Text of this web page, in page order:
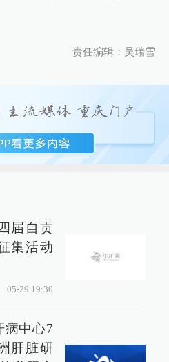
责任编辑：吴瑞雪
届自贡
集活动
05-29 19:30
病中心7
肝脏研